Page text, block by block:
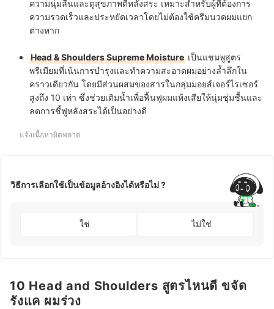
ความนุ่มลื่นและดูสุขภาพดีหลังสระ เหมาะสำหรับผู้ที่ต้องการ
ความรวดเร็วและประหยัดเวลาโดยไม่ต้องใช้ครีมนวดผมแยก
ต่างหาก
Head & Shoulders Supreme Moisture เป็นแชมพูสูตร
พรีเมียมที่เน้นการบำรุงและทำความสะอาดผมอย่างล้ำลึกใน
คราวเดียวกัน โดยมีส่วนผสมของสารในกลุ่มมอยส์เจอร์ไรเซอร์
สูงถึง 10 เท่า ซึ่งช่วยเติมน้ำเพื่อฟื้นฟูผมแห้งเสียให้นุ่มชุ่มชื้นและ
ลดการชี้ฟูหลังสระได้เป็นอย่างดี
แจ้งเนื้อหาผิดพลาด
วิธีการเลือกใช้เป็นข้อมูลอ้างอิงได้หรือไม่ ?
ใช่ ไม่ใช่
10 Head and Shoulders สูตรไหนดี ขจัด
รังแค ผมร่วง